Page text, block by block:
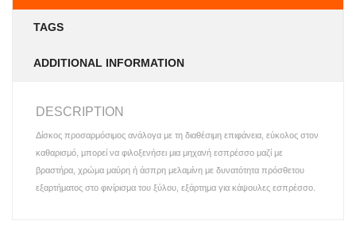
TAGS
ADDITIONAL INFORMATION
DESCRIPTION
Δίσκος προσαρμόσιμος ανάλογα με τη διαθέσιμη επιφάνεια, εύκολος στον
καθαρισμό, μπορεί να φιλοξενήσει μια μηχανή εσπρέσσο μαζί με
βραστήρα, χρώμα μαύρη ή άσπρη μελαμίνη με δυνατότητα πρόσθετου
εξαρτήματος στο φινίρισμα του ξύλου, εξάρτημα για κάψουλες εσπρέσσο.